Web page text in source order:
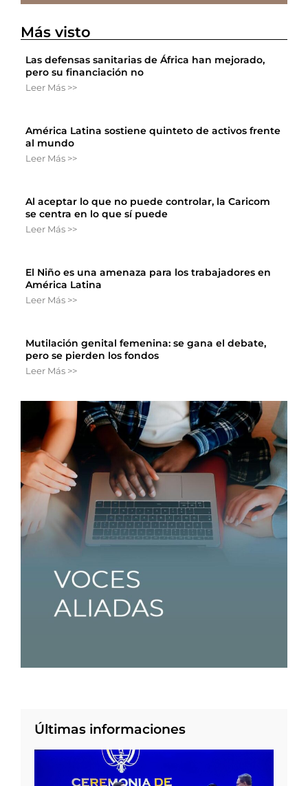
Más visto
Las defensas sanitarias de África han mejorado,
pero su financiación no
Leer Más >>
América Latina sostiene quinteto de activos frente
al mundo
Leer Más >>
Al aceptar lo que no puede controlar, la Caricom
se centra en lo que sí puede
Leer Más >>
El Niño es una amenaza para los trabajadores en
América Latina
Leer Más >>
Mutilación genital femenina: se gana el debate,
pero se pierden los fondos
Leer Más >>
Últimas informaciones